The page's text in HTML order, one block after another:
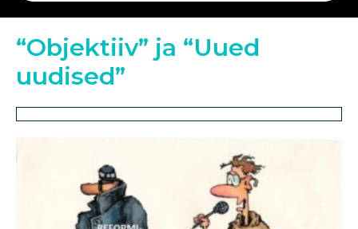
“Objektiiv” ja “Uued
uudised”